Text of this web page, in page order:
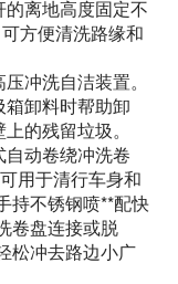
离地高度固定不
方便清洗路缘和
冲洗自洁装置。
卸料时帮助卸
的残留垃圾。
动卷绕冲洗卷
用于清行车身和
持不锈钢喷**配快
卷盘连接或脱
松冲去路边小广